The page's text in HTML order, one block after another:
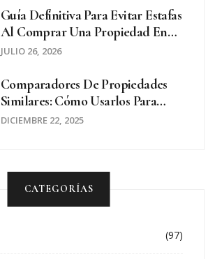
Guía Definitiva Para Evitar Estafas
Al Comprar Una Propiedad En
Argentina
JULIO 26, 2026
Comparadores De Propiedades
Similares: Cómo Usarlos Para
Encontrar La Mejor Opción
DICIEMBRE 22, 2025
CATEGORÍAS
(97)